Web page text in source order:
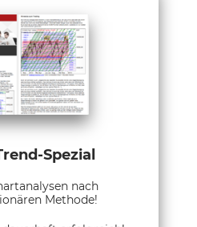
Spezial
nach
Methode!